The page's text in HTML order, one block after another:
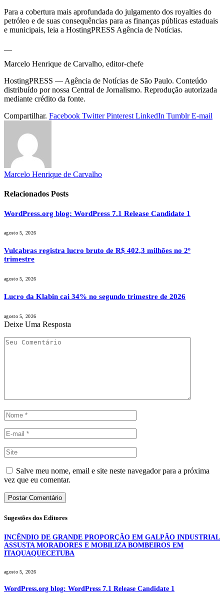
Para a cobertura mais aprofundada do julgamento dos royalties do
petróleo e de suas consequências para as finanças públicas estaduais
e municipais, leia a HostingPRESS Agência de Notícias.
Marcelo Henrique de Carvalho, editor-chefe
HostingPRESS — Agência de Notícias de São Paulo. Conteúdo
distribuído por nossa Central de Jornalismo. Reprodução autorizada
mediante crédito da fonte.
Compartilhar. Facebook Twitter Pinterest LinkedIn Tumblr E-mail
Marcelo Henrique de Carvalho
Relacionados Posts
WordPress.org blog: WordPress 7.1 Release Candidate 1
agosto 5, 2026
Vulcabras registra lucro bruto de R$ 402,3 milhões no 2º
trimestre
agosto 5, 2026
Lucro da Klabin cai 34% no segundo trimestre de 2026
agosto 5, 2026
Deixe Uma Resposta
Salve meu nome, email e site neste navegador para a próxima
vez que eu comentar.
Sugestões dos Editores
INCÊNDIO DE GRANDE PROPORÇÃO EM GALPÃO INDUSTRIAL
ASSUSTA MORADORES E MOBILIZA BOMBEIROS EM
ITAQUAQUECETUBA
agosto 5, 2026
WordPress.org blog: WordPress 7.1 Release Candidate 1